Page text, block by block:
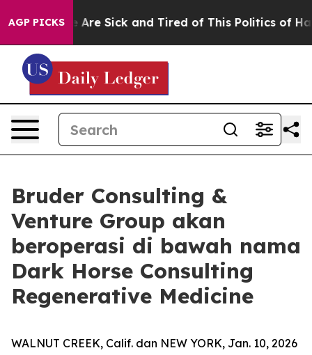
AGP PICKS
“People Are Sick and Tired of This Politics of
Bruder Consulting &
Venture Group akan
beroperasi di bawah nama
Dark Horse Consulting
Regenerative Medicine
WALNUT CREEK, Calif. dan NEW YORK, Jan. 10, 2026